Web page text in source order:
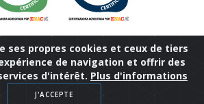
des Technologies Forestières de Catalogne, 2024
ses propres cookies et ceux de tiers
de navigation et offrir des
d'intérêt. Plus d'informations
J'ACCEPTE